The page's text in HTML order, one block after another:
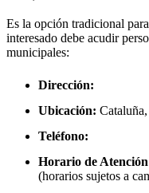
Es la opción tradicional
interesado debe acudir
municipales:
Dirección:
Ubicación:
Teléfono:
Horario de
(horarios sujetos a